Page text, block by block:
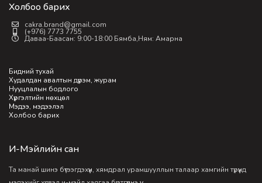
Холбоо барих
cakra.brand@gmail.com
(+976) 7773 7755
Даваа-Баасан: 9:00-18:00 Бямба,Ням: Амарна
Бидний тухай
Худалдан авалтын дүрэм, журам
Нууцлалын бодлого
Хүргэлтийн нөхцөл
Мэдээ, мэдээлэл
Холбоо барих
И-Мэйлийн сан
Та манай шинэ бүтээгдэхүүн, хямдрал урамшууллын талаар хамгийн түрүүнд